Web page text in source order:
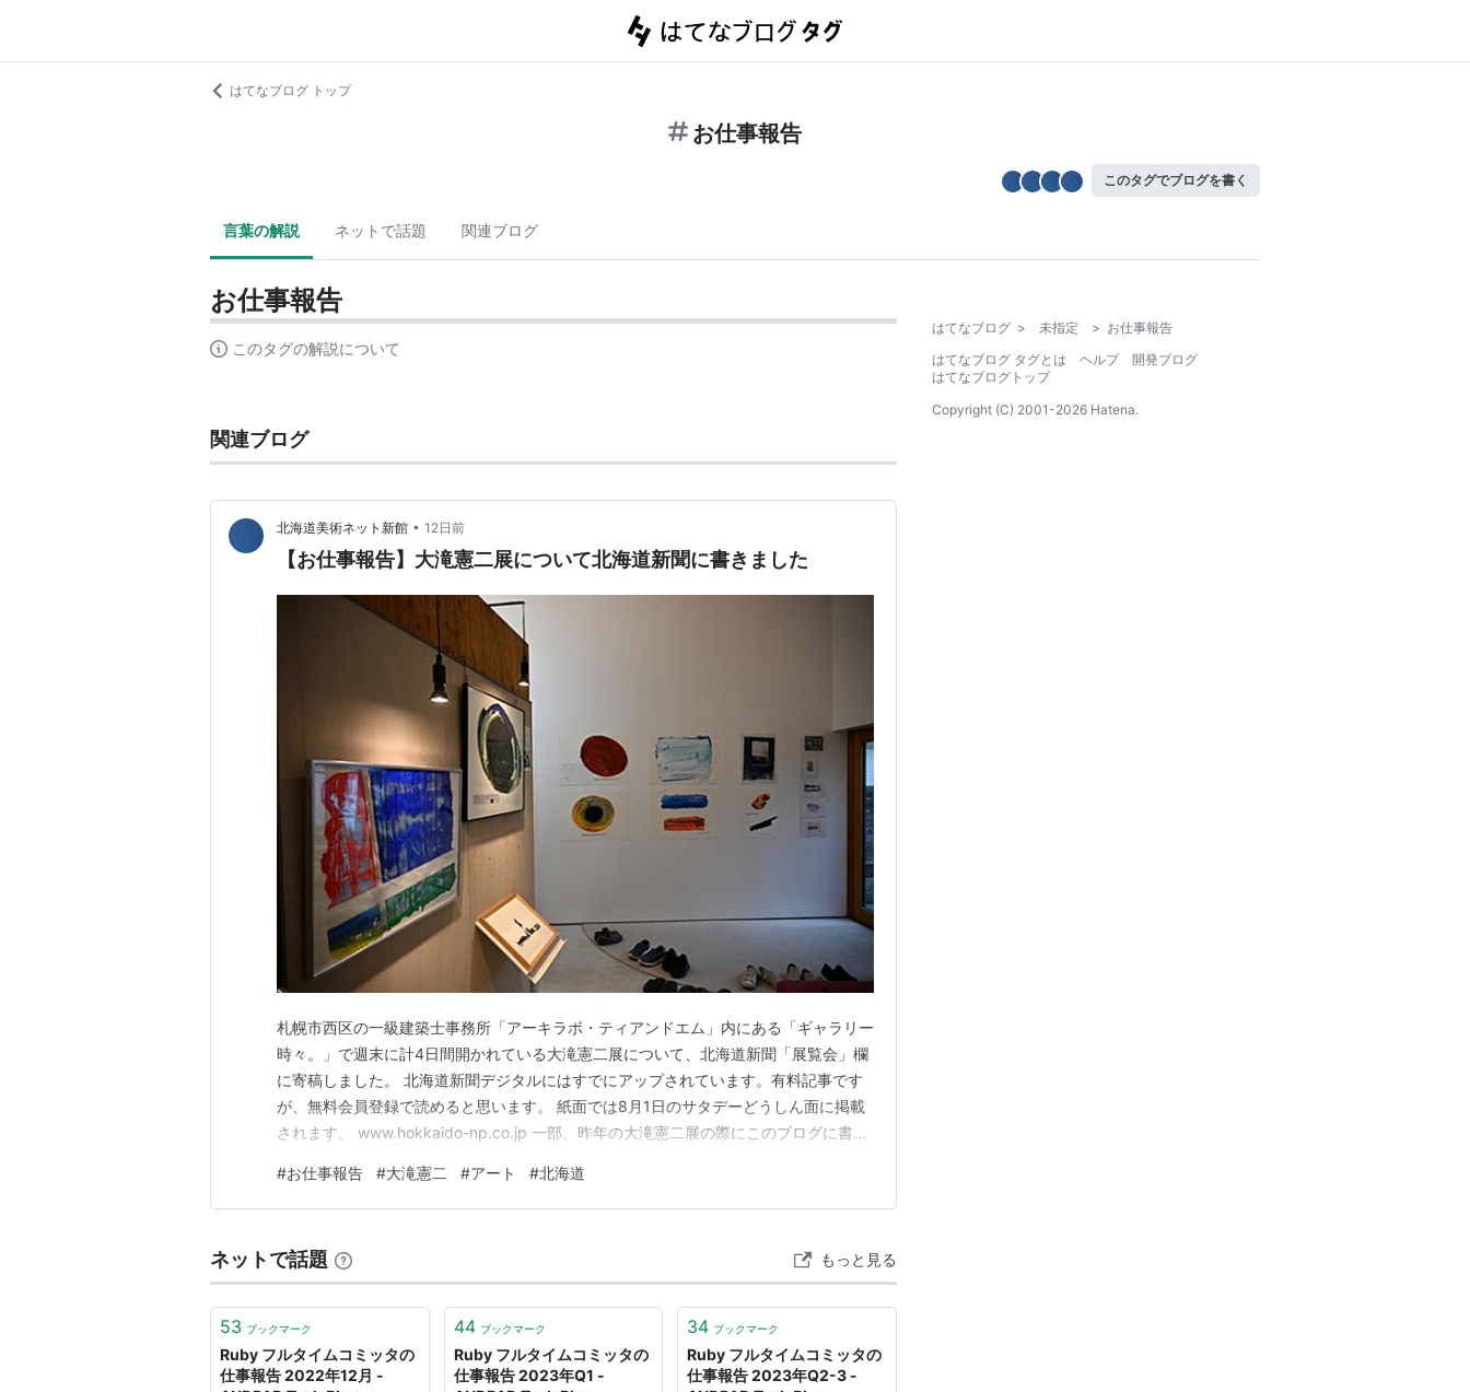
はてなブログ トップ
お仕事報告
このタグでブログを書く
言葉の解説 ネットで話題 関連ブログ
お仕事報告
このタグの解説について
関連ブログ
北海道美術ネット新館 • 12日前
【お仕事報告】大滝憲二展について北海道新聞に書きました
札幌市西区の一級建築士事務所「アーキラボ・ティアンドエム」内にある「ギャラリー
時々。」で週末に計4日間開かれている大滝憲二展について、北海道新聞「展覧会」欄
に寄稿しました。 北海道新聞デジタルにはすでにアップされています。有料記事です
が、無料会員登録で読めると思います。 紙面では8月1日のサタデーどうしん面に掲載
されます。 www.hokkaido-np.co.jp 一部、昨年の大滝憲二展の際にこのブログに書い
(金)、25日(土)、8月1日(土)、2日(日)午前11時～午後6時 ギャラリー時々…
#お仕事報告 #大滝憲二 #アート #北海道
ネットで話題 もっと見る
53 ブックマーク
Ruby フルタイムコミッタの
仕事報告 2022年12月 -
44 ブックマーク
Ruby フルタイムコミッタの
仕事報告 2023年Q1 -
34 ブックマーク
Ruby フルタイムコミッタの
仕事報告 2023年Q2-3 -
はてなブログ > 未指定 > お仕事報告
はてなブログ タグとは
ヘルプ
開発ブログ
はてなブログトップ
Copyright (C) 2001-2026 Hatena.